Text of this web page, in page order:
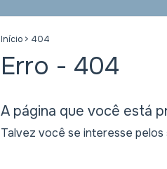
Início > 404
Erro - 404
A página que você está
Talvez você se interesse